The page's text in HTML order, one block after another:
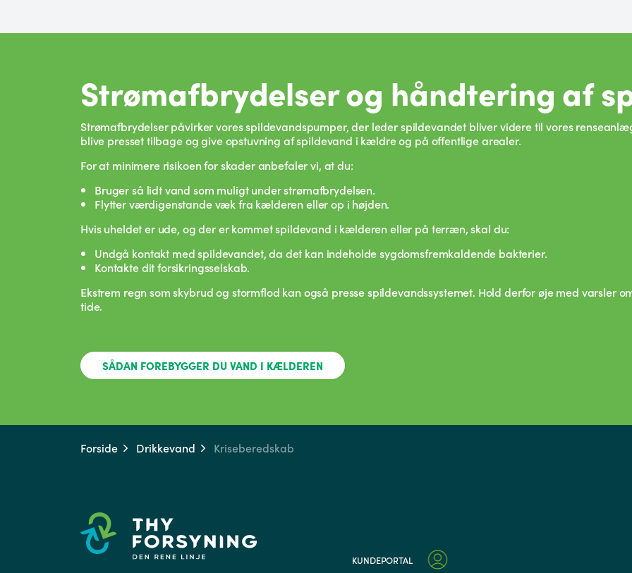
Strømafbrydelser og håndtering af
Strømafbrydelser påvirker vores spildevandspumper, der leder spildevandet bliver videre til vores
blive presset tilbage og give opstuvning af spildevand i kældre og på offentlige arealer.
For at minimere risikoen for skader anbefaler vi, at du:
Bruger så lidt vand som muligt under strømafbrydelsen.
Flytter værdigenstande væk fra kælderen eller op i højden.
Hvis uheldet er ude, og der er kommet spildevand i kælderen eller på terræn, skal du:
Undgå kontakt med spildevandet, da det kan indeholde sygdomsfremkaldende bakterier.
Kontakte dit forsikringsselskab.
Ekstrem regn som skybrud og stormflod kan også presse spildevandssystemet. Hold derfor øje med varsler
tide.
SÅDAN FOREBYGGER DU VAND I KÆLDEREN
Forside Drikkevand Kriseberedskab
KUNDEPORTAL